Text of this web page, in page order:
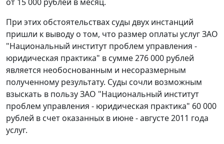
от 15 000 рублей в месяц.
При этих обстоятельствах суды двух инстанций
пришли к выводу о том, что размер оплаты услуг ЗАО
"Национальный институт проблем управления -
юридическая практика" в сумме 276 000 рублей
является необоснованным и несоразмерным
полученному результату. Суды сочли возможным
взыскать в пользу ЗАО "Национальный институт
проблем управления - юридическая практика" 60 000
рублей в счет оказанных в июне - августе 2011 года
услуг.